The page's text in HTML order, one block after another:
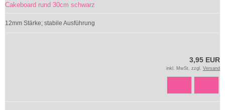
Cakeboard rund 30cm schwarz
12mm Stärke; stabile Ausführung
3,95 EUR
inkl. MwSt. zzgl. Versand